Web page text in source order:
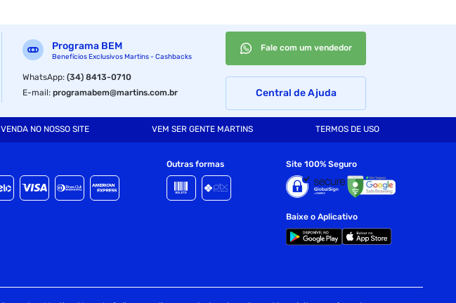
Programa BEM
Benefícios Exclusivos Martins - Cashbacks
WhatsApp:(34) 8413-0710
E-mail:programabem@martins.com.br
Fale com um vendedor
Central de Ajuda
VENDA NO NOSSO SITE VEM SER GENTE MARTINS TERMOS DE USO
Outras formas Site 100% Seguro
Baixe o Aplicativo